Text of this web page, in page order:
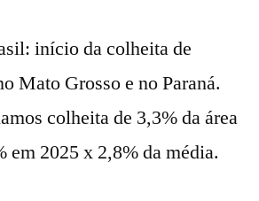
início da colheita de
Mato Grosso e no Paraná.
colheita de 3,3% da área
em 2025 x 2,8% da média.